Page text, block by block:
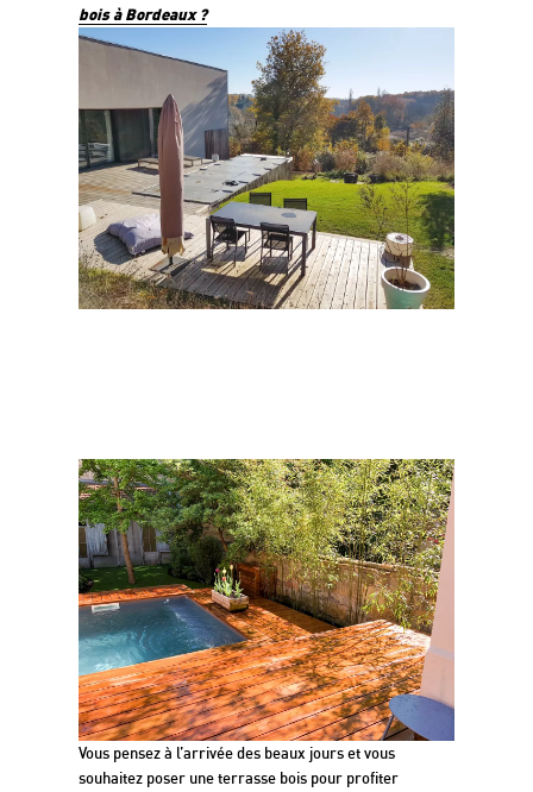
bois à Bordeaux ?
Vous pensez à l’arrivée des beaux jours et vous
souhaitez poser une terrasse bois pour profiter